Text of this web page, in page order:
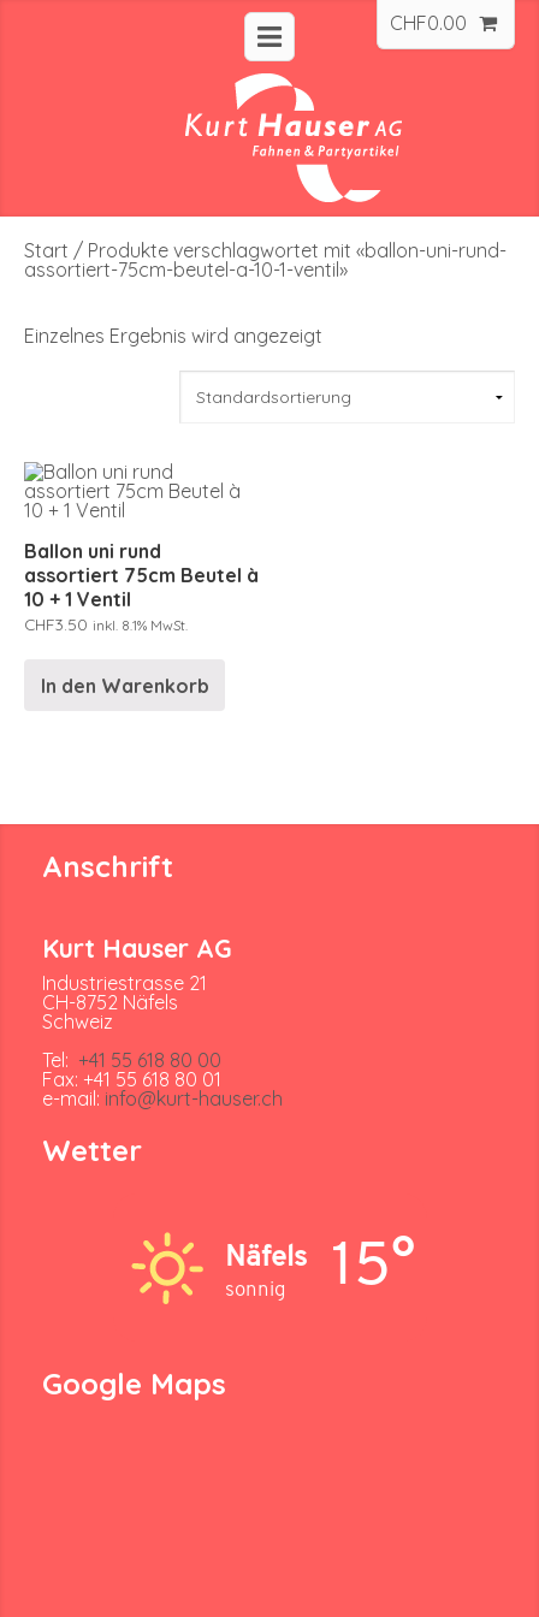
CHF0.00
Start / Produkte verschlagwortet mit «ballon-uni-rund-
assortiert-75cm-beutel-a-10-1-ventil»
Einzelnes Ergebnis wird angezeigt
Ballon uni rund
assortiert 75cm Beutel à
10 + 1 Ventil
CHF3.50 inkl. 8.1% MwSt.
In den Warenkorb
Anschrift
Kurt Hauser AG
Industriestrasse 21
CH-8752 Näfels
Schweiz
Tel: +41 55 618 80 00
Fax: +41 55 618 80 01
e-mail: info@kurt-hauser.ch
Wetter
Näfels
sonnig 15°
Google Maps